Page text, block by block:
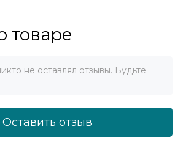
товаре
не оставлял отзывы. Будьте
Оставить отзыв